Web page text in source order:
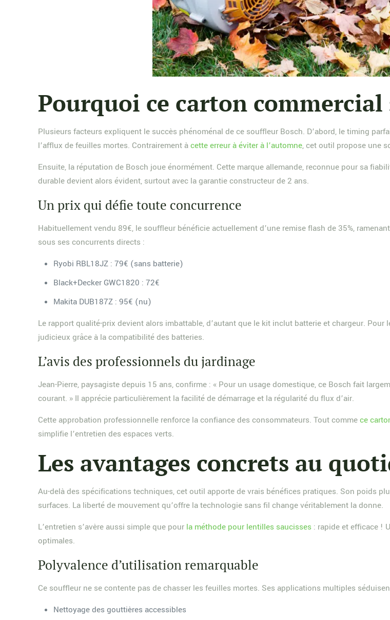
Pourquoi ce carton commercial
Plusieurs facteurs expliquent le succès phénoménal de ce souffleur Bosch. D’abord, le timing
l’afflux de feuilles mortes. Contrairement àcette erreur à éviter à l’automne, cet outil propose une
Ensuite, la réputation de Bosch joue énormément. Cette marque allemande, reconnue pour sa
durable devient alors évident, surtout avec la garantie constructeur de 2 ans.
Un prix qui défie toute concurrence
Habituellement vendu 89€, le souffleur bénéficie actuellement d’une remise flash de 35%,
sous ses concurrents directs :
Ryobi RBL18JZ : 79€ (sans batterie)
Black+Decker GWC1820 : 72€
Makita DUB187Z : 95€ (nu)
Le rapport qualité-prix devient alors imbattable, d’autant que le kit inclut batterie et chargeur.
judicieux grâce à la compatibilité des batteries.
L’avis des professionnels du jardinage
Jean-Pierre, paysagiste depuis 15 ans, confirme : « Pour un usage domestique, ce Bosch fait
courant. » Il apprécie particulièrement la facilité de démarrage et la régularité du flux d’air.
Cette approbation professionnelle renforce la confiance des consommateurs. Tout commece
simplifie l’entretien des espaces verts.
Les avantages concrets au
Au-delà des spécifications techniques, cet outil apporte de vrais bénéfices pratiques. Son poids
surfaces. La liberté de mouvement qu’offre la technologie sans fil change véritablement la donne.
L’entretien s’avère aussi simple que pour la méthode pour lentilles saucisses : rapide et efficace !
optimales.
Polyvalence d’utilisation remarquable
Ce souffleur ne se contente pas de chasser les feuilles mortes. Ses applications multiples
Nettoyage des gouttières accessibles